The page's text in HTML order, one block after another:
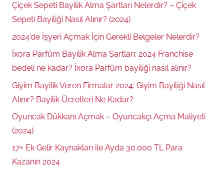
Çiçek Sepeti Bayilik Alma Şartları Nelerdir? – Çiçek
Sepeti Bayiliği Nasıl Alınır? (2024)
2024’de İşyeri Açmak İçin Gerekli Belgeler Nelerdir?
İxora Parfüm Bayilik Alma Şartları: 2024 Franchise
bedeli ne kadar? İxora Parfüm bayiliği nasıl alınır?
Giyim Bayilik Veren Firmalar 2024: Giyim Bayiliği Nasıl
Alınır? Bayilik Ücretleri Ne Kadar?
Oyuncak Dükkanı Açmak – Oyuncakçı Açma Maliyeti
(2024)
17+ Ek Gelir Kaynakları ile Ayda 30.000 TL Para
Kazanın 2024